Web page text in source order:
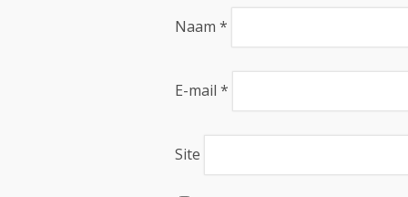
Naam *
E-mail *
Site